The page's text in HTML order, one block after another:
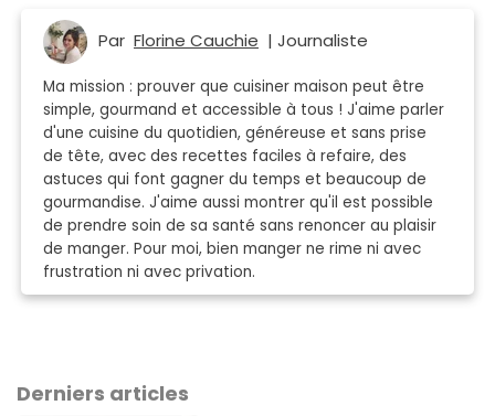
Par Florine Cauchie | Journaliste
Ma mission : prouver que cuisiner maison peut être
simple, gourmand et accessible à tous ! J'aime parler
d'une cuisine du quotidien, généreuse et sans prise
de tête, avec des recettes faciles à refaire, des
astuces qui font gagner du temps et beaucoup de
gourmandise. J'aime aussi montrer qu'il est possible
de prendre soin de sa santé sans renoncer au plaisir
de manger. Pour moi, bien manger ne rime ni avec
frustration ni avec privation.
Derniers articles